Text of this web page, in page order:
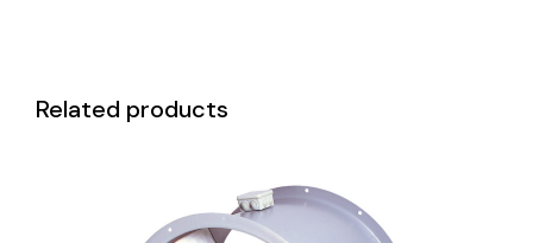
Related products